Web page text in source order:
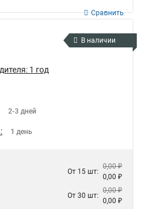
Сравнить
В наличии
1 год
2-3 дней
1 день
От 15 шт:
0,00 ₽
0,00 ₽
От 30 шт:
0,00 ₽
0,00 ₽